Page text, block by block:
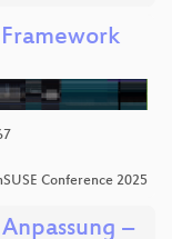
Conference 2025
–